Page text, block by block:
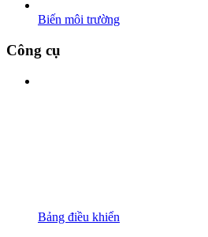
Biến môi trường
Công cụ
Bảng điều khiển